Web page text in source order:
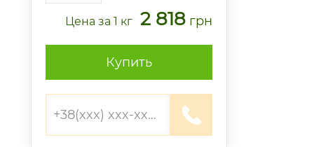
Цена за 1 кг 2 818 грн
Купить